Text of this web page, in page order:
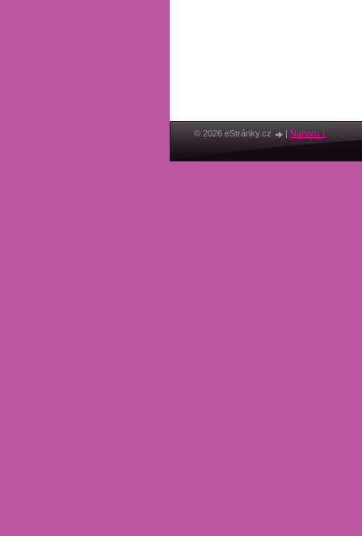
© 2026 eStránky.cz | Nahoru ↑